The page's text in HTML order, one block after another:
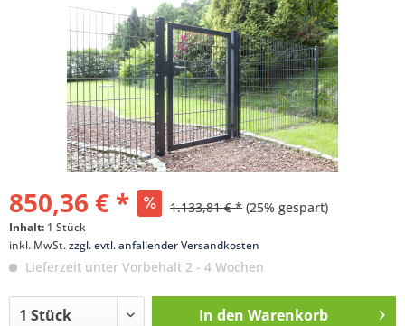
850,36 € * 1.133,81 € * (25% gespart)
Inhalt: 1 Stück
inkl. MwSt.zzgl. evtl. anfallender Versandkosten
Lieferzeit unter Vorbehalt 2 - 4 Wochen
In den Warenkorb